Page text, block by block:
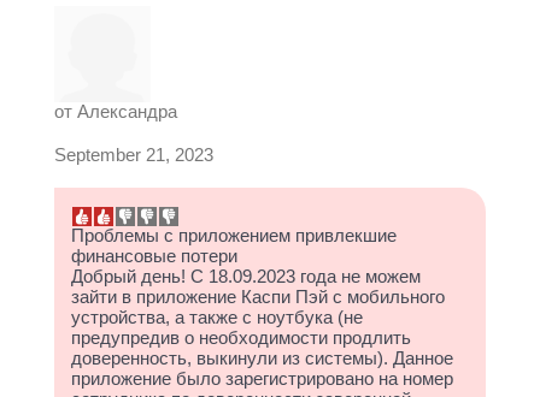
от Александра
September 21, 2023
Проблемы с приложением привлекшие
финансовые потери
Добрый день! С 18.09.2023 года не можем
зайти в приложение Каспи Пэй с мобильного
устройства, а также с ноутбука (не
предупредив о необходимости продлить
доверенность, выкинули из системы). Данное
приложение было зарегистрировано на номер